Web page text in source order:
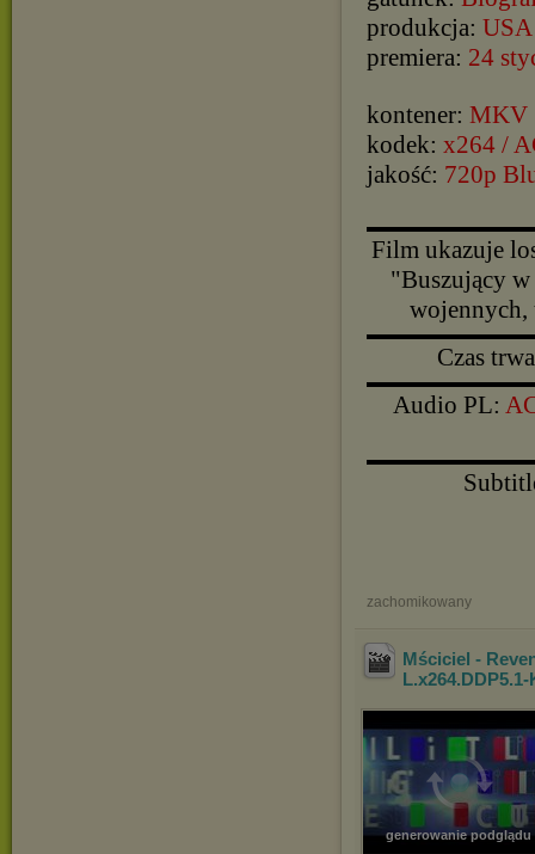
produkcja: USA
premiera: 24
kontener: MKV
kodek: x264 /
jakość: 720p
Film ukazuje
"Buszujący w
wojennych,
Czas
Audio PL:
zachomikowany
Mściciel -
L.x264.DDP5.1-
generowanie podglądu